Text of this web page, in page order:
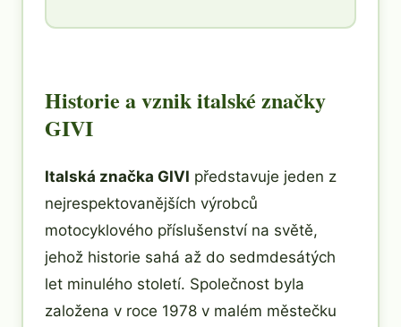
Historie a vznik italské značky
GIVI
Italská značka GIVI představuje jeden z
nejrespektovanějších výrobců
motocyklového příslušenství na světě,
jehož historie sahá až do sedmdesátých
let minulého století. Společnost byla
založena v roce 1978 v malém městečku